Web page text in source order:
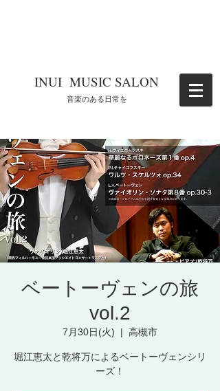
​INUI MUSIC SALON
​音楽のある日常を
ベートーヴェンの旅
vol.2
7月30日(火)
  |
高槻市
堀江恵太と乾将万によるベートーヴェンシリ
ーズ！